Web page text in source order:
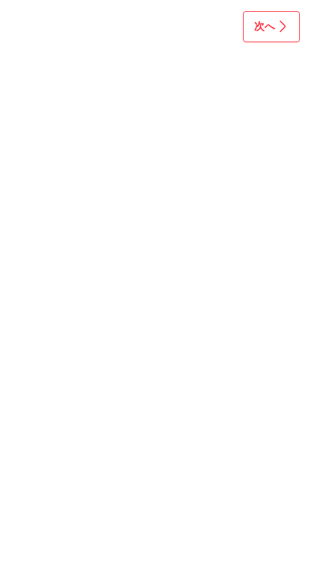
Trainers Womens
Medium Beige ベージュ
次へ